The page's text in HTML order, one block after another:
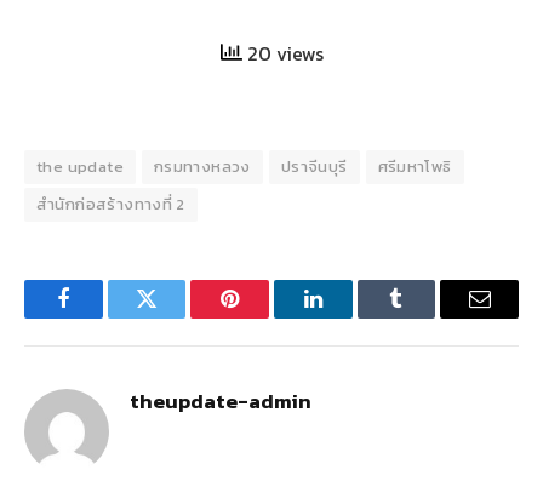
20 views
the update กรมทางหลวง ปราจีนบุรี
ศรีมหาโพธิ
สำนักก่อสร้างทางที่ 2
FacebookTwitter Pinterest LinkedInTumblr Email
theupdate-admin